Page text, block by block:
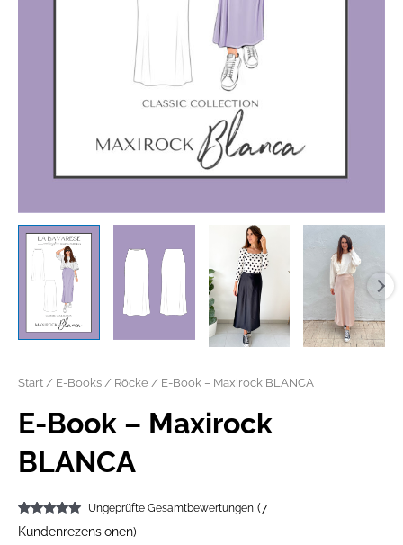
Start / E-Books / Röcke / E-Book – Maxirock BLANCA
E-Book – Maxirock
BLANCA
Bewertet
mit 4.71
7
Ungeprüfte Gesamtbewertungen (7
Kundenrezensionen)